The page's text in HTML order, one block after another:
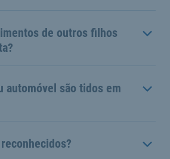
de outros filhos
automóvel são tidos em